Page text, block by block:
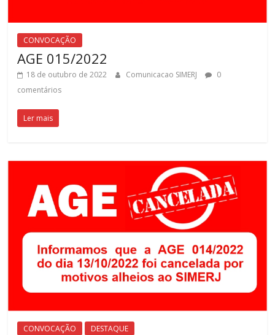
CONVOCAÇÃO
AGE 015/2022
18 de outubro de 2022 Comunicacao SIMERJ
0
comentários
Ler mais
CONVOCAÇÃO DESTAQUE